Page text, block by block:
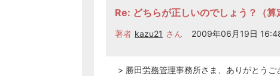
Re: どちらが正しいのでしょう？（算
著者 kazu21 さん 2009年06月19日
> 勝田労務管理事務所さま、ありがとうご